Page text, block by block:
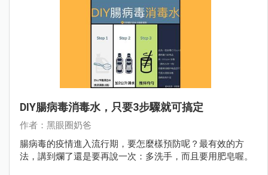
DIY腸病毒消毒水，只要3步驟就可搞定
作者：黑眼圈奶爸
腸病毒的疫情進入流行期，要怎麼樣預防呢？最有效的方
法，講到爛了還是要再說一次：多洗手，而且要用肥皂喔。